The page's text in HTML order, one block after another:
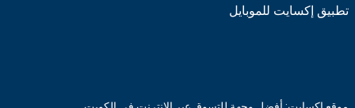
تطبيق إكسايت للموبايل